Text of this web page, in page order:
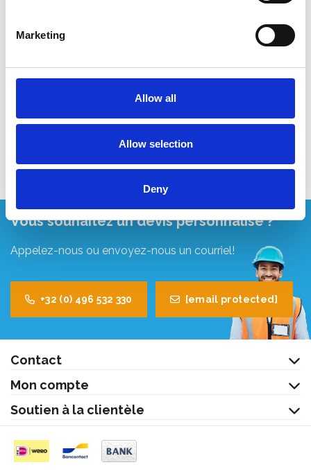
Marketing
Allow all
Allow selection
Deny
AGS Pro double 75 x 250
x 8,2 m hauteur travail
HT
Afficher le produit
Vous souhaitez un devis personnalisé ?
Appelez-nous ou envoyez-nous un courriel!
+32 (0) 496 532 330 [email protected]
Contact
Mon compte
Soutien à la clientèle